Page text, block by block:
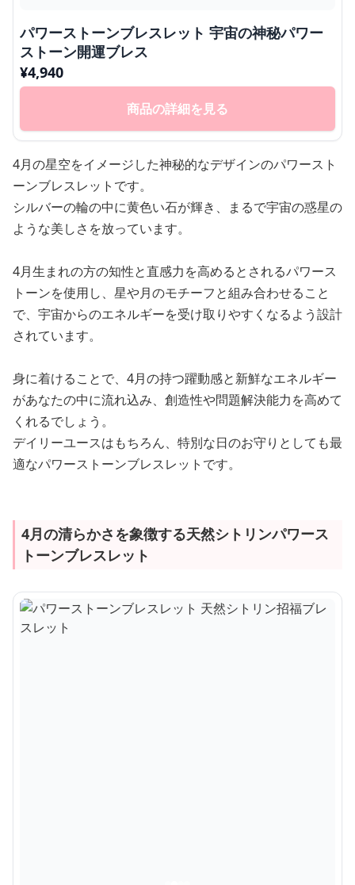
パワーストーンブレスレット 宇宙の神秘パワー
ストーン開運ブレス
¥4,940
商品の詳細を見る
4月の星空をイメージした神秘的なデザインのパワースト
ーンブレスレットです。
シルバーの輪の中に黄色い石が輝き、まるで宇宙の惑星の
ような美しさを放っています。
4月生まれの方の知性と直感力を高めるとされるパワース
トーンを使用し、星や月のモチーフと組み合わせること
で、宇宙からのエネルギーを受け取りやすくなるよう設計
されています。
身に着けることで、4月の持つ躍動感と新鮮なエネルギー
があなたの中に流れ込み、創造性や問題解決能力を高めて
くれるでしょう。
デイリーユースはもちろん、特別な日のお守りとしても最
適なパワーストーンブレスレットです。
4月の清らかさを象徴する天然シトリンパワース
トーンブレスレット